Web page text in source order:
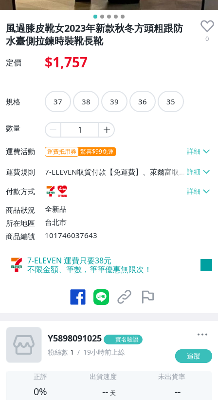
風過膝皮靴女2023年新款秋冬方頭粗跟防
水臺側拉鍊時裝靴長靴
0
定價 $1,757
規格 37 38 39 36 35
數量
運費活動 運費抵用券 驚喜$99免運
運費規則
7-ELEVEN取貨付款【免運費】、萊爾富取
貨付款【免運費】
付款方式
商品狀況
全新品
所在地區
台北市
商品編號
101746037643
7-ELEVEN 運費只要38元
不限金額、筆數，筆筆優惠無限次！
Y5898091025 實名驗證
粉絲數 1 19小時前上線 追蹤
正評
0%
出貨速度
-- 天
未出貨率
--